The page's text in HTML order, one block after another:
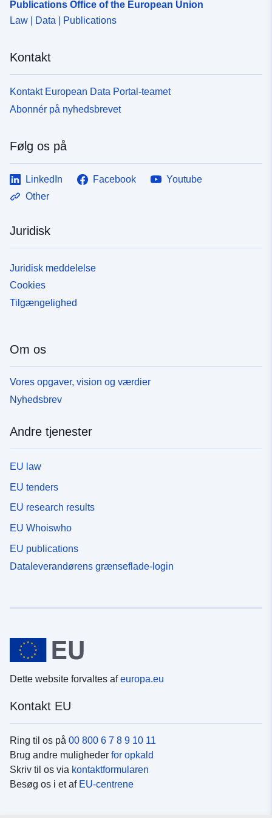
Publications Office of the European Union
Law | Data | Publications
Kontakt
Kontakt European Data Portal-teamet
Abonnér på nyhedsbrevet
Følg os på
LinkedIn Facebook
Youtube
Other
Juridisk
Juridisk meddelelse
Cookies
Tilgængelighed
Om os
Vores opgaver, vision og værdier
Nyhedsbrev
Andre tjenester
EU law
EU tenders
EU research results
EU Whoiswho
EU publications
Dataleverandørens grænseflade-login
Dette website forvaltes afeuropa.eu
Kontakt EU
Ring til os på 00 800 6 7 8 9 10 11
Brug andre muligheder for opkald
Skriv til os via kontaktformularen
Besøg os i et af EU-centrene